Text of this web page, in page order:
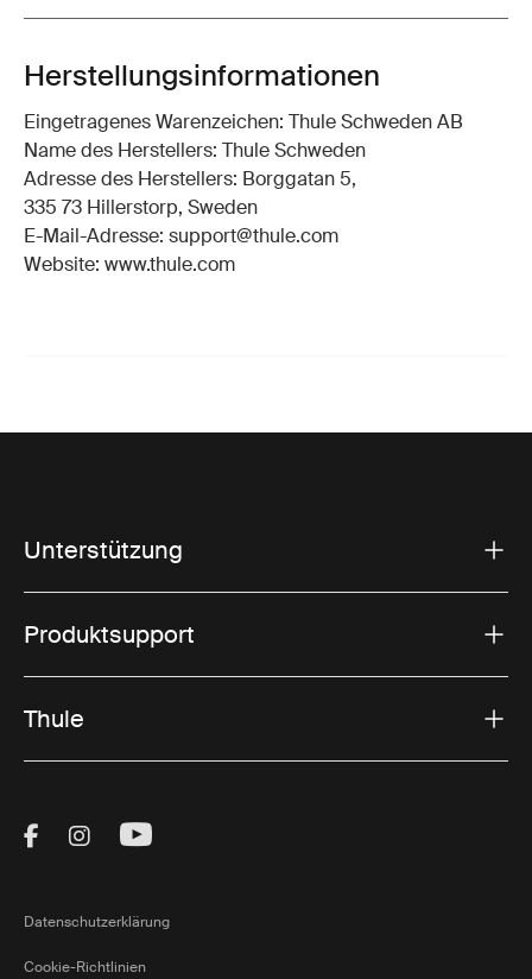
Herstellungsinformationen
Eingetragenes Warenzeichen: Thule Schweden AB
Name des Herstellers: Thule Schweden
Adresse des Herstellers: Borggatan 5,
335 73 Hillerstorp, Sweden
E-Mail-Adresse: support@thule.com
Website: www.thule.com
Unterstützung
Produktsupport
Thule
Visit Thule on Facebook (external link)
Visit Thule on Instagram (external link)
Visit Thule on Youtube (external
Datenschutzerklärung
Cookie-Richtlinien